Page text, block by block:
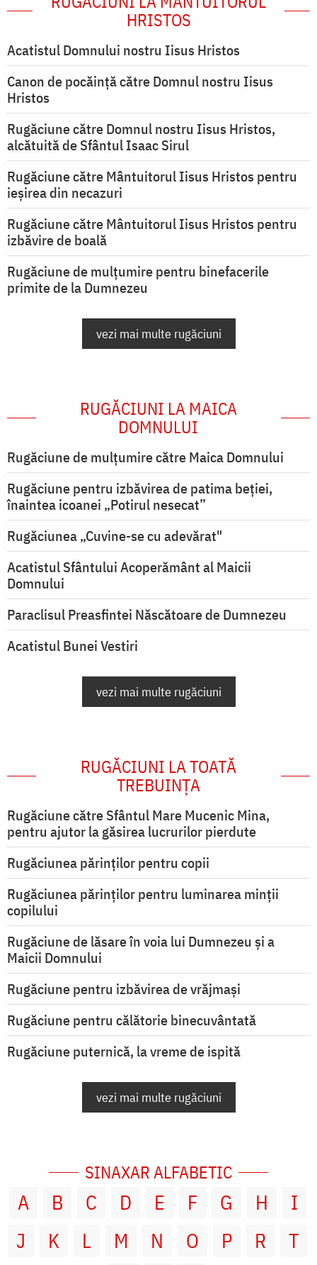
HRISTOS
Acatistul Domnului nostru Iisus Hristos
Canon de pocăință către Domnul nostru Iisus
Hristos
Rugăciune către Domnul nostru Iisus Hristos,
alcătuită de Sfântul Isaac Sirul
Rugăciune către Mântuitorul Iisus Hristos pentru
ieşirea din necazuri
Rugăciune către Mântuitorul Iisus Hristos pentru
izbăvire de boală
Rugăciune de mulțumire pentru binefacerile
primite de la Dumnezeu
vezi mai multe rugăciuni
RUGĂCIUNI LA MAICA
DOMNULUI
Rugăciune de mulţumire către Maica Domnului
Rugăciune pentru izbăvirea de patima beției,
înaintea icoanei „Potirul nesecat”
Rugăciunea „Cuvine-se cu adevărat"
Acatistul Sfântului Acoperământ al Maicii
Domnului
Paraclisul Preasfintei Născătoare de Dumnezeu
Acatistul Bunei Vestiri
vezi mai multe rugăciuni
RUGĂCIUNI LA TOATĂ
TREBUINȚA
Rugăciune către Sfântul Mare Mucenic Mina,
pentru ajutor la găsirea lucrurilor pierdute
Rugăciunea părinților pentru copii
Rugăciunea părinților pentru luminarea minţii
copilului
Rugăciune de lăsare în voia lui Dumnezeu şi a
Maicii Domnului
Rugăciune pentru izbăvirea de vrăjmași
Rugăciune pentru călătorie binecuvântată
Rugăciune puternică, la vreme de ispită
vezi mai multe rugăciuni
SINAXAR ALFABETIC
A B C D E F G H
I
J
K L M N O P R
T